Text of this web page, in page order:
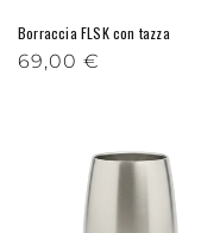
Borraccia FLSK con tazza
Prezzo di listino
69,00 €